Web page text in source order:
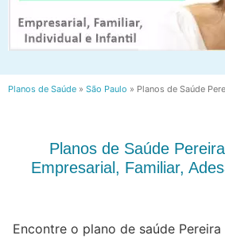
Planos de Saúde » São Paulo » Planos de Saúde
Planos de Saúde
Empresarial, Familiar,
Encontre o plano de saúde